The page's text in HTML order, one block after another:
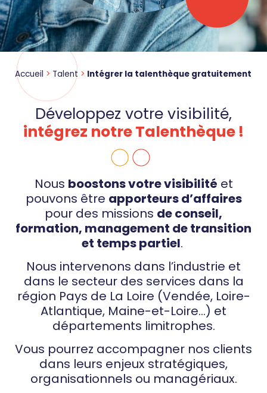
Accueil > Talent > Intégrer la talenthèque gratuitement
Développez votre visibilité,
intégrez notre Talenthèque !
Nous boostons votre visibilité et
pouvons être apporteurs d’affaires
pour des missions de conseil,
formation, management de transition
et temps partiel.
Nous intervenons dans l’industrie et
dans le secteur des services dans la
région Pays de La Loire (Vendée, Loire-
Atlantique, Maine-et-Loire…) et
départements limitrophes.
Vous pourrez accompagner nos clients
dans leurs enjeux stratégiques,
organisationnels ou managériaux.